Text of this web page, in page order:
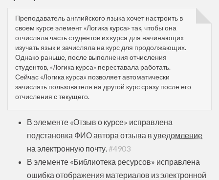
Преподаватель английского языка хочет настроить в
своем курсе элемент «Логика курса» так, чтобы она
отчисляла часть студентов из курса для начинающих
изучать язык и зачисляла на курс для продолжающих.
Однако раньше, после выполнения отчисления
студентов, «Логика курса» переставала работать.
Сейчас «Логика курса» позволяет автоматически
зачислять пользователя на другой курс сразу после его
отчисления с текущего.
В элементе «Отзыв о курсе» исправлена
подстановка ФИО автора отзыва в уведомление
на электронную почту. #4903
В элементе «Библиотека ресурсов» исправлена
ошибка отображения материалов из электронной